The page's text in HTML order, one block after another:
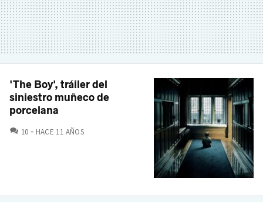
'The Boy', tráiler del
siniestro muñeco de
porcelana
10 COMENTARIOS
HACE 11 AÑOS